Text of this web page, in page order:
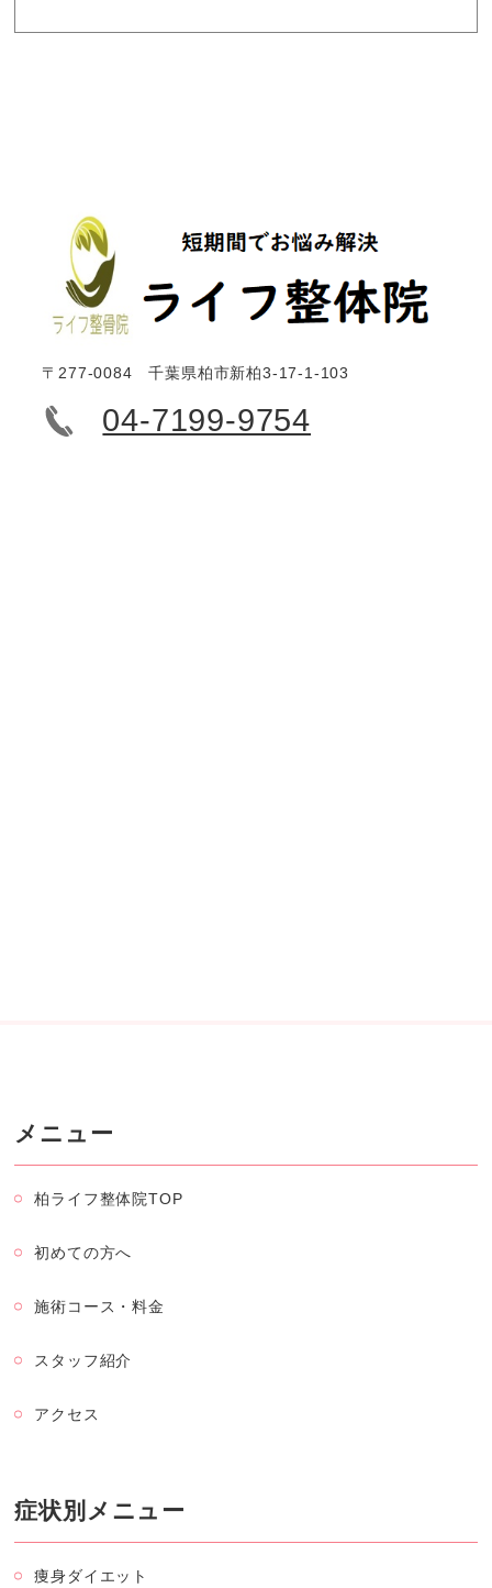
〒277-0084 千葉県柏市新柏3-17-1-103
04-7199-9754
メニュー
柏ライフ整体院TOP
初めての方へ
施術コース・料金
スタッフ紹介
アクセス
症状別メニュー
痩身ダイエット